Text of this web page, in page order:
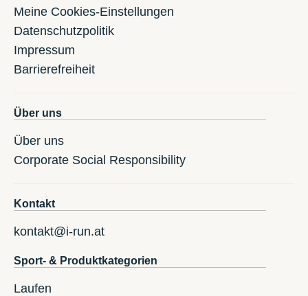
Meine Cookies-Einstellungen
Datenschutzpolitik
Impressum
Barrierefreiheit
Über uns
Über uns
Corporate Social Responsibility
Kontakt
kontakt@i-run.at
Sport- & Produktkategorien
Laufen